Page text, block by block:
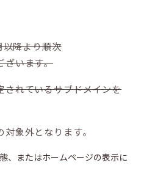
以降より順次
ざいます。
されているサブドメインを
象外となります。
、またはホームページの表示に